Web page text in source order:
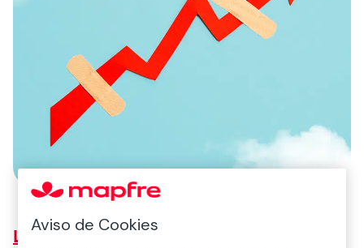
Los factores que apuntan a una
Aviso de Cookies